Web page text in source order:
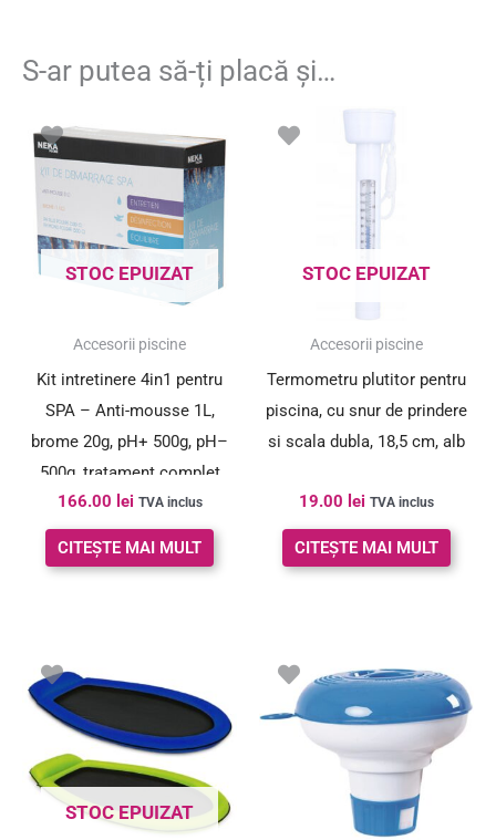
S-ar putea să-ți placă și…
STOC EPUIZAT
Accesorii piscine
Kit intretinere 4in1 pentru
SPA – Anti-mousse 1L,
brome 20g, pH+ 500g, pH–
500g, tratament complet
apa
166.00 lei TVA inclus
CITEȘTE MAI MULT
STOC EPUIZAT
Accesorii piscine
Termometru plutitor pentru
piscina, cu snur de prindere
si scala dubla, 18,5 cm, alb
19.00 lei TVA inclus
CITEȘTE MAI MULT
STOC EPUIZAT